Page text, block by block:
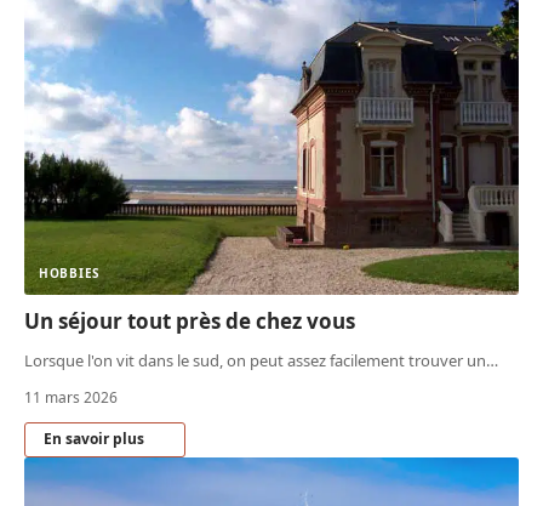
HOBBIES
Un séjour tout près de chez vous
Lorsque l'on vit dans le sud, on peut assez facilement trouver un…
11 mars 2026
En savoir plus